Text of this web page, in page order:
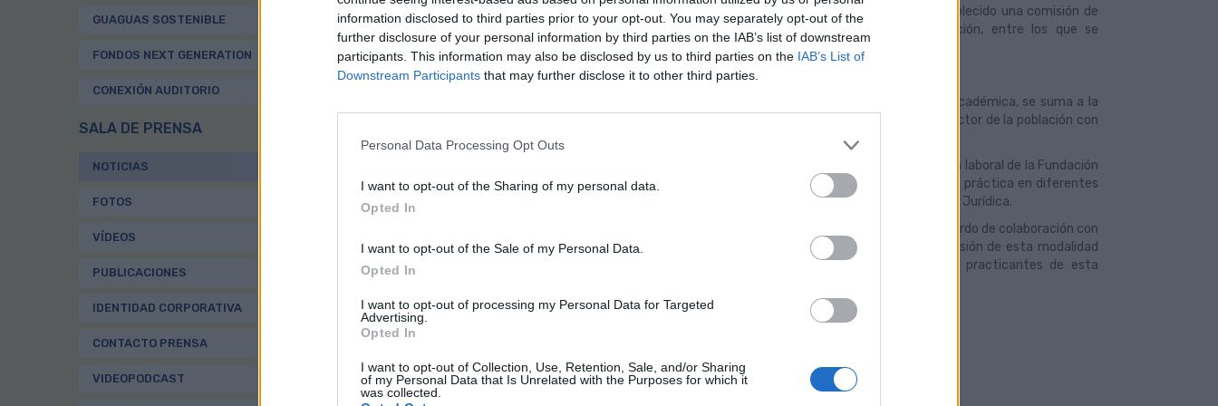
information disclosed to third parties prior to your opt-out. You may separately opt-out of the
further disclosure of your personal information by third parties on the IAB’s list of downstream
participants. This information may also be disclosed by us to third parties on the IAB’s List of
Downstream Participants that may further disclose it to other third parties.
Personal Data Processing Opt Outs
I want to opt-out of the Sharing of my personal data.
Opted In
I want to opt-out of the Sale of my Personal Data.
Opted In
I want to opt-out of processing my Personal Data for Targeted
Advertising.
Opted In
I want to opt-out of Collection, Use, Retention, Sale, and/or Sharing
of my Personal Data that Is Unrelated with the Purposes for which it
was collected.
GUAGUAS SOSTENIBLE
FONDOS NEXT GENERATION
CONEXIÓN AUDITORIO
SALA DE PRENSA
NOTICIAS
FOTOS
VÍDEOS
PUBLICACIONES
IDENTIDAD CORPORATIVA
CONTACTO PRENSA
VIDEOPODCAST
Para la puesta en marcha, control, seguimiento y comunicación del acuerdo marco, se ha establecido una comisión de
trabajo, que estará compuesta por miembros designados paritariamente por cada institución, entre los que se
encuentran los máximos representantes de cada entidad.
Estrecha vinculación
El acuerdo marco, que estrecha la vinculación entre la empresa de transporte y la institución académica, se suma a la
continua promoción de Guaguas Municipales del transporte público entre los universitarios, un sector de la población con
alta demanda de movilidad a los principales centros académicos de la ciudad.
Además, en los últimos años, la empresa pública de transporte, a través del programa de inserción laboral de la Fundación
Universitaria de Las Palmas, Dual Inserta, ha becado a alumnos para que se formaran de manera práctica en diferentes
departamentos de la compañía como Planificación, Mantenimiento, Comercial y Calidad o Asesoría Jurídica.
Al mismo tiempo, y siguiendo en esta línea de cooperación, Guaguas Municipales mantiene un acuerdo de colaboración con
el Aula Universitaria de voley-playa de la ULPGC para favorecer la enseñanza, promoción y difusión de esta modalidad
deportiva en la playa de Las Alcaravaneras, lugar donde se reúnen de manera habitual los practicantes de esta